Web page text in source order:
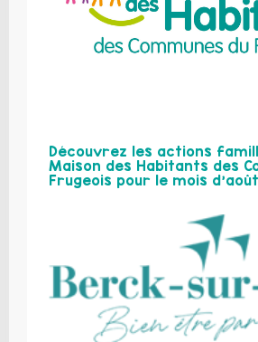
Découvrez les actions
Maison des Habitants des
Frugeois pour le mois